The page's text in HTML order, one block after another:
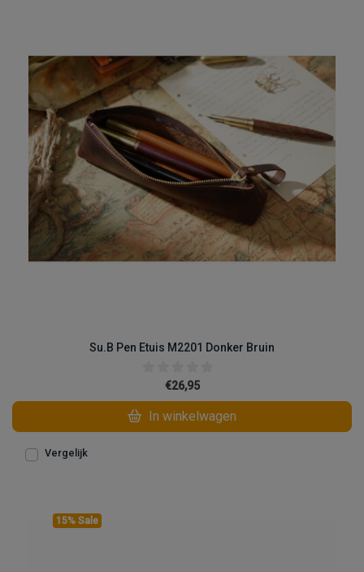
Su.B Pen Etuis M2201 Donker Bruin
€26,95
In winkelwagen
Vergelijk
15% Sale